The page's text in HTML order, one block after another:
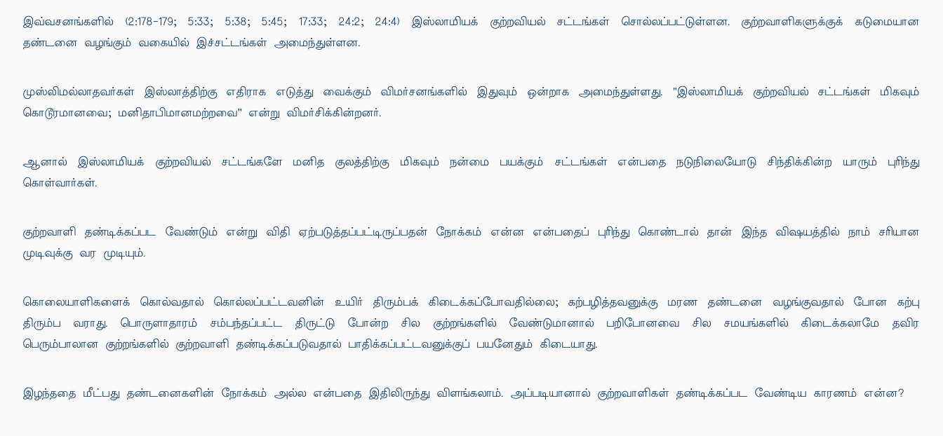
இவ்வசனங்களில் (2:178-179; 5:33; 5:38; 5:45; 17:33; 24:2; 24:4) இஸ்லாமியக் குற்றவியல் சட்டங்கள் சொல்லப்பட்டுள்ளன. குற்றவாளிகளுக்குக் கடுமையான
தண்டனை வழங்கும் வகையில் இச்சட்டங்கள் அமைந்துள்ளன.
முஸ்லிமல்லாதவர்கள் இஸ்லாத்திற்கு எதிராக எடுத்து வைக்கும் விமர்சனங்களில் இதுவும் ஒன்றாக அமைந்துள்ளது. "இஸ்லாமியக் குற்றவியல் சட்டங்கள் மிகவும்
கொடூரமானவை; மனிதாபிமானமற்றவை'' என்று விமர்சிக்கின்றனர்.
ஆனால் இஸ்லாமியக் குற்றவியல் சட்டங்களே மனித குலத்திற்கு மிகவும் நன்மை பயக்கும் சட்டங்கள் என்பதை நடுநிலையோடு சிந்திக்கின்ற யாரும் புரிந்து
கொள்வார்கள்.
குற்றவாளி தண்டிக்கப்பட வேண்டும் என்று விதி ஏற்படுத்தப்பட்டிருப்பதன் நோக்கம் என்ன என்பதைப் புரிந்து கொண்டால் தான் இந்த விஷயத்தில் நாம் சரியான
முடிவுக்கு வர முடியும்.
கொலையாளிகளைக் கொல்வதால் கொல்லப்பட்டவனின் உயிர் திரும்பக் கிடைக்கப்போவதில்லை; கற்பழித்தவனுக்கு மரண தண்டனை வழங்குவதால் போன கற்பு
திரும்ப வராது. பொருளாதாரம் சம்பந்தப்பட்ட திருட்டு போன்ற சில குற்றங்களில் வேண்டுமானால் பறிபோனவை சில சமயங்களில் கிடைக்கலாமே தவிர
பெரும்பாலான குற்றங்களில் குற்றவாளி தண்டிக்கப்படுவதால் பாதிக்கப்பட்டவனுக்குப் பயனேதும் கிடையாது.
இழந்ததை மீட்பது தண்டனைகளின் நோக்கம் அல்ல என்பதை இதிலிருந்து விளங்கலாம். அப்படியானால் குற்றவாளிகள் தண்டிக்கப்பட வேண்டிய காரணம் என்ன?